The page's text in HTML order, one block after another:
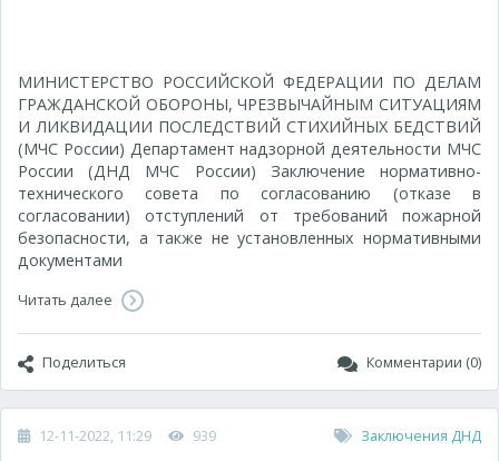
МИНИСТЕРСТВО РОССИЙСКОЙ ФЕДЕРАЦИИ ПО ДЕЛАМ
ГРАЖДАНСКОЙ ОБОРОНЫ, ЧРЕЗВЫЧАЙНЫМ СИТУАЦИЯМ
И ЛИКВИДАЦИИ ПОСЛЕДСТВИЙ СТИХИЙНЫХ БЕДСТВИЙ
(МЧС России) Департамент надзорной деятельности МЧС
России (ДНД МЧС России) Заключение нормативно-
технического совета по согласованию (отказе в
согласовании) отступлений от требований пожарной
безопасности, а также не установленных нормативными
документами
Читать далее
Поделиться Комментарии (0)
12-11-2022, 11:29 939 Заключения ДНД